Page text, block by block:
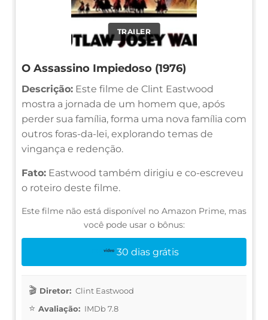
TRAILER
O Assassino Impiedoso (1976)
Descrição: Este filme de Clint Eastwood
mostra a jornada de um homem que, após
perder sua família, forma uma nova família com
outros foras-da-lei, explorando temas de
vingança e redenção.
Fato: Eastwood também dirigiu e co-escreveu
o roteiro deste filme.
Este filme não está disponível no Amazon Prime, mas
você pode usar o bônus:
30 dias grátis
Diretor: Clint Eastwood
Avaliação: IMDb 7.8